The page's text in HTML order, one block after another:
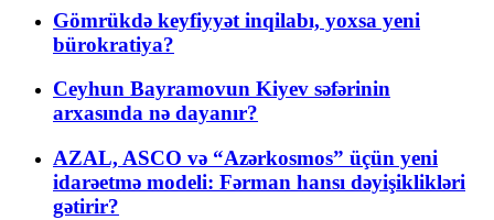
Gömrükdə keyfiyyət inqilabı, yoxsa yeni
bürokratiya?
Ceyhun Bayramovun Kiyev səfərinin
arxasında nə dayanır?
AZAL, ASCO və “Azərkosmos” üçün yeni
idarəetmə modeli: Fərman hansı dəyişiklikləri
gətirir?